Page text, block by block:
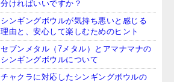
分ければいいですか？
シンギングボウルが気持ち悪いと感じる
理由と、安心して楽しむためのヒント
セブンメタル（7メタル）とアマナマナの
シンギングボウルについて
チャクラに対応したシンギングボウルの